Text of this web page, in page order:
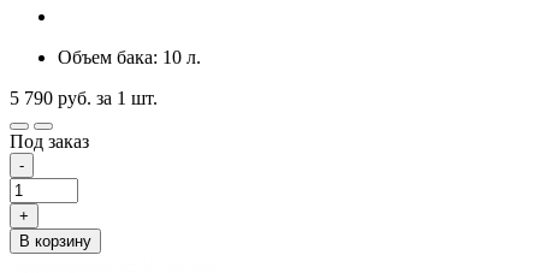
Объем бака: 10 л.
5 790 руб. за 1 шт.
Под заказ
-
+
В корзину